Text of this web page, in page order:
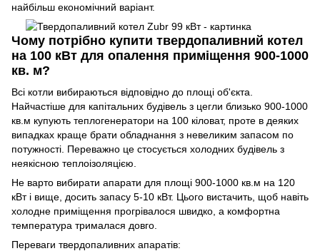
найбільш економічний варіант.
Чому потрібно купити твердопаливний котел
на 100 кВт для опалення приміщення 900-1000
кв. м?
Всі котли вибираються відповідно до площі об'єкта.
Найчастіше для капітальних будівель з цегли близько 900-1000
кв.м купують теплогенератори на 100 кіловат, проте в деяких
випадках краще брати обладнання з невеликим запасом по
потужності. Переважно це стосується холодних будівель з
неякісною теплоізоляцією.
Не варто вибирати апарати для площі 900-1000 кв.м на 120
кВт і вище, досить запасу 5-10 кВт. Цього вистачить, щоб навіть
холодне приміщення прогрівалося швидко, а комфортна
температура трималася довго.
Переваги твердопаливних апаратів: